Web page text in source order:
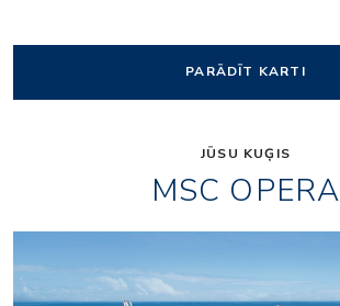
PARĀDĪT KARTI
JŪSU KUĢIS
MSC OPERA